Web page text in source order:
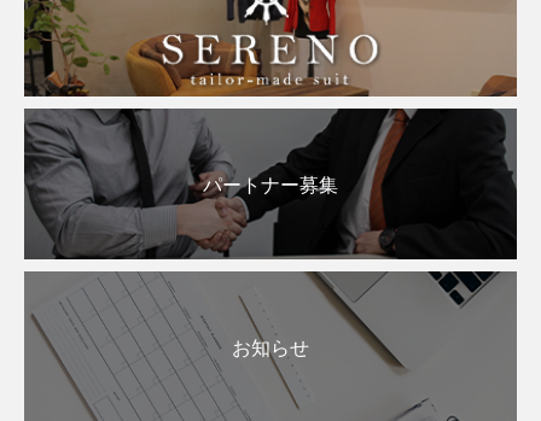
パートナー募集
お知らせ